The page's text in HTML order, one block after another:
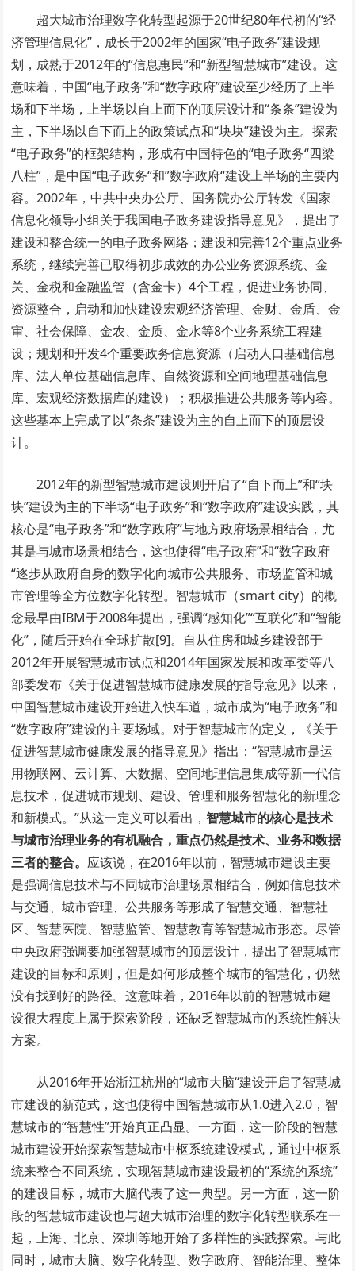
超大城市治理数字化转型起源于20世纪80年代初的“经
济管理信息化”，成长于2002年的国家“电子政务”建设规
划，成熟于2012年的“信息惠民”和“新型智慧城市”建设。这
意味着，中国“电子政务”和“数字政府”建设至少经历了上半
场和下半场，上半场以自上而下的顶层设计和“条条”建设为
主，下半场以自下而上的政策试点和“块块”建设为主。探索
“电子政务”的框架结构，形成有中国特色的“电子政务“四梁
八柱”，是中国“电子政务“和”数字政府“建设上半场的主要内
容。2002年，中共中央办公厅、国务院办公厅转发《国家
信息化领导小组关于我国电子政务建设指导意见》，提出了
建设和整合统一的电子政务网络；建设和完善12个重点业务
系统，继续完善已取得初步成效的办公业务资源系统、金
关、金税和金融监管（含金卡）4个工程，促进业务协同、
资源整合，启动和加快建设宏观经济管理、金财、金盾、金
审、社会保障、金农、金质、金水等8个业务系统工程建
设；规划和开发4个重要政务信息资源（启动人口基础信息
库、法人单位基础信息库、自然资源和空间地理基础信息
库、宏观经济数据库的建设）；积极推进公共服务等内容。
这些基本上完成了以“条条”建设为主的自上而下的顶层设
计。
2012年的新型智慧城市建设则开启了“自下而上”和“块
块”建设为主的下半场“电子政务”和“数字政府”建设实践，其
核心是“电子政务”和“数字政府”与地方政府场景相结合，尤
其是与城市场景相结合，这也使得“电子政府”和“数字政府
“逐步从政府自身的数字化向城市公共服务、市场监管和城
市管理等全方位数字化转型。智慧城市（smart city）的概
念最早由IBM于2008年提出，强调“感知化”“互联化”和“智能
化”，随后开始在全球扩散[9]。自从住房和城乡建设部于
2012年开展智慧城市试点和2014年国家发展和改革委等八
部委发布《关于促进智慧城市健康发展的指导意见》以来，
中国智慧城市建设开始进入快车道，城市成为“电子政务”和
“数字政府”建设的主要场域。对于智慧城市的定义，《关于
促进智慧城市健康发展的指导意见》指出：“智慧城市是运
用物联网、云计算、大数据、空间地理信息集成等新一代信
息技术，促进城市规划、建设、管理和服务智慧化的新理念
和新模式。”从这一定义可以看出，智慧城市的核心是技术
与城市治理业务的有机融合，重点仍然是技术、业务和数据
三者的整合。 应该说，在2016年以前，智慧城市建设主要
是强调信息技术与不同城市治理场景相结合，例如信息技术
与交通、城市管理、公共服务等形成了智慧交通、智慧社
区、智慧医院、智慧监管、智慧教育等智慧城市形态。尽管
中央政府强调要加强智慧城市的顶层设计，提出了智慧城市
建设的目标和原则，但是如何形成整个城市的智慧化，仍然
没有找到好的路径。这意味着，2016年以前的智慧城市建
设很大程度上属于探索阶段，还缺乏智慧城市的系统性解决
方案。
从2016年开始浙江杭州的“城市大脑“建设开启了智慧城
市建设的新范式，这也使得中国智慧城市从1.0进入2.0，智
慧城市的“智慧性”开始真正凸显。一方面，这一阶段的智慧
城市建设开始探索智慧城市中枢系统建设模式，通过中枢系
统来整合不同系统，实现智慧城市建设最初的“系统的系统”
的建设目标，城市大脑代表了这一典型。另一方面，这一阶
段的智慧城市建设也与超大城市治理的数字化转型联系在一
起，上海、北京、深圳等地开始了多样性的实践探索。与此
同时，城市大脑、数字化转型、数字政府、智能治理、整体